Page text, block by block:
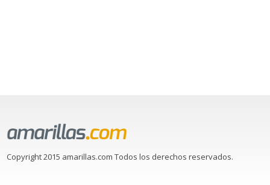
Copyright 2015 amarillas.com Todos los derechos reservados.